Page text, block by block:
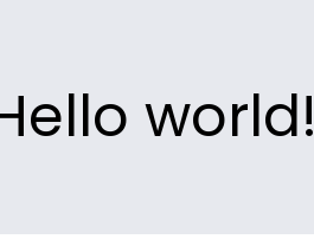
world!